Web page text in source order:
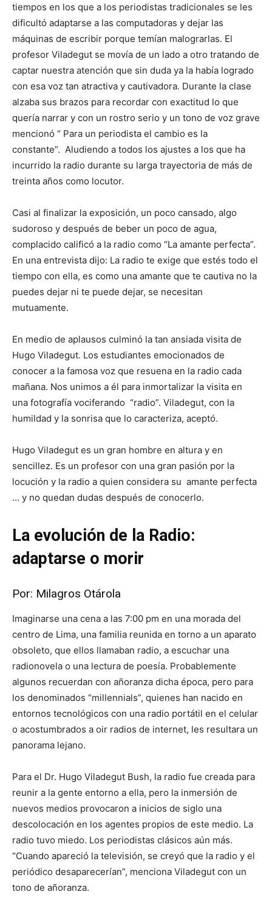
tiempos en los que a los periodistas tradicionales se les
dificultó adaptarse a las computadoras y dejar las
máquinas de escribir porque temían malograrlas. El
profesor Viladegut se movía de un lado a otro tratando de
captar nuestra atención que sin duda ya la había logrado
con esa voz tan atractiva y cautivadora. Durante la clase
alzaba sus brazos para recordar con exactitud lo que
quería narrar y con un rostro serio y un tono de voz grave
mencionó “ Para un periodista el cambio es la
constante”. Aludiendo a todos los ajustes a los que ha
incurrido la radio durante su larga trayectoria de más de
treinta años como locutor.
Casi al finalizar la exposición, un poco cansado, algo
sudoroso y después de beber un poco de agua,
complacido calificó a la radio como “La amante perfecta”.
En una entrevista dijo: La radio te exige que estés todo el
tiempo con ella, es como una amante que te cautiva no la
puedes dejar ni te puede dejar, se necesitan
mutuamente.
En medio de aplausos culminó la tan ansiada visita de
Hugo Viladegut. Los estudiantes emocionados de
conocer a la famosa voz que resuena en la radio cada
mañana. Nos unimos a él para inmortalizar la visita en
una fotografía vociferando “radio”. Viladegut, con la
humildad y la sonrisa que lo caracteriza, aceptó.
Hugo Viladegut es un gran hombre en altura y en
sencillez. Es un profesor con una gran pasión por la
locución y la radio a quien considera su amante perfecta
… y no quedan dudas después de conocerlo.
La evolución de la Radio:
adaptarse o morir
Por: Milagros Otárola
Imaginarse una cena a las 7:00 pm en una morada del
centro de Lima, una familia reunida en torno a un aparato
obsoleto, que ellos llamaban radio, a escuchar una
radionovela o una lectura de poesía. Probablemente
algunos recuerdan con añoranza dicha época, pero para
los denominados “millennials”, quienes han nacido en
entornos tecnológicos con una radio portátil en el celular
o acostumbrados a oir radios de internet, les resultara un
panorama lejano.
Para el Dr. Hugo Viladegut Bush, la radio fue creada para
reunir a la gente entorno a ella, pero la inmersión de
nuevos medios provocaron a inicios de siglo una
descolocación en los agentes propios de este medio. La
radio tuvo miedo. Los periodistas clásicos aún más.
“Cuando apareció la televisión, se creyó que la radio y el
periódico desaparecerían”, menciona Viladegut con un
tono de añoranza.